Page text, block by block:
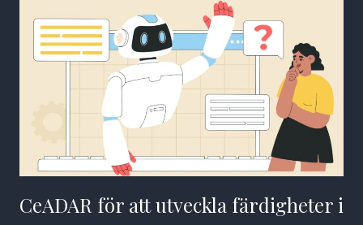
CeADAR för att utveckla färdigheter i